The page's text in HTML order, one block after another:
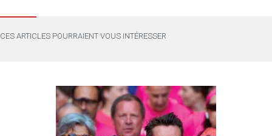
CES ARTICLES POURRAIENT VOUS INTÉRESSER